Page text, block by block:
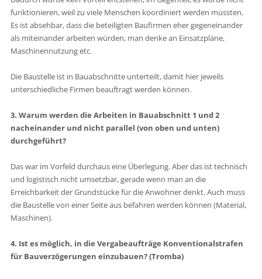
funktionieren, weil zu viele Menschen koordiniert werden müssten.
Es ist absehbar, dass die beteiligten Baufirmen eher gegeneinander
als miteinander arbeiten würden, man denke an Einsatzpläne,
Maschinennutzung etc.
Die Baustelle ist in Bauabschnitte unterteilt, damit hier jeweils
unterschiedliche Firmen beauftragt werden können.
3. Warum werden die Arbeiten in Bauabschnitt 1 und 2
nacheinander und nicht parallel (von oben und unten)
durchgeführt?
Das war im Vorfeld durchaus eine Überlegung. Aber das ist technisch
und logistisch nicht umsetzbar, gerade wenn man an die
Erreichbarkeit der Grundstücke für die Anwohner denkt. Auch muss
die Baustelle von einer Seite aus befahren werden können (Material,
Maschinen).
4. Ist es möglich, in die Vergabeaufträge Konventionalstrafen
für Bauverzögerungen einzubauen? (Tromba)